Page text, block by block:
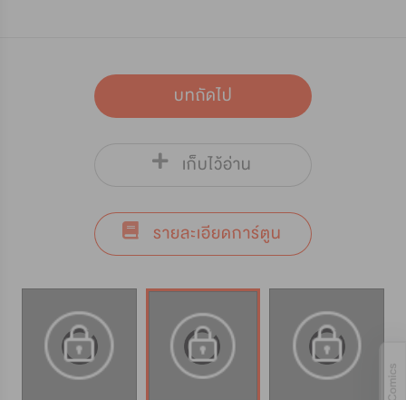
บทถัดไป
เก็บไว้อ่าน
รายละเอียดการ์ตูน